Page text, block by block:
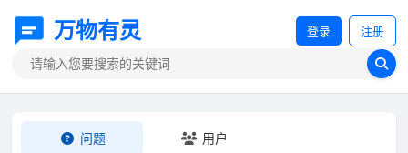
万物有灵 登录 注册
问题 用户